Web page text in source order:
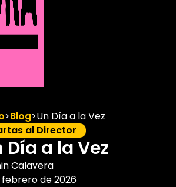
>Blog>Un Día a la Vez
al Director
Día a la Vez
Calavera
febrero de 2026